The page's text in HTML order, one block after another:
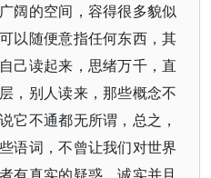
阔的空间，容得很多貌似
以随便意指任何东西，其
己读起来，思绪万千，直
，别人读来，那些概念不
它不通都无所谓，总之，
语词，不曾让我们对世界